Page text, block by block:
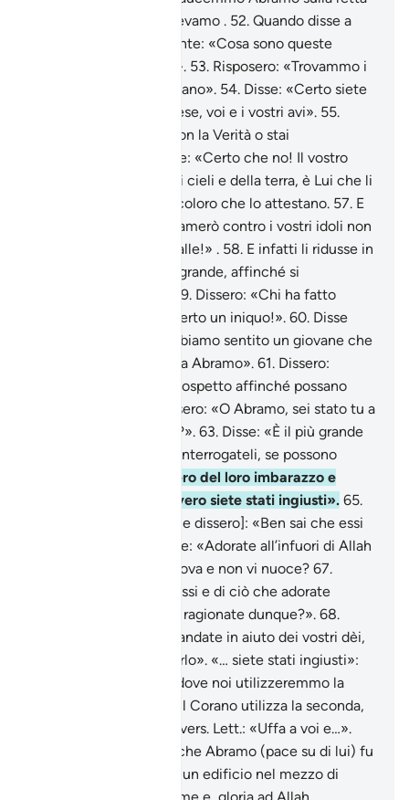
via, Noi che lo conoscevamo . 52. Quando disse a
suo padre e alla sua gente: «Cosa sono queste
statue in cui credete?». 53. Risposero: «Trovammo i
nostri avi che le adoravano». 54. Disse: «Certo siete
stati nell’errore più palese, voi e i vostri avi». 55.
Dissero: «Sei venuto con la Verità o stai
Disse: «Certo che no! Il vostro
Signore è il Signore dei cieli e della terra, è Lui che li
ha creati e io sono tra coloro che lo attestano. 57. E
[giuro] per Allah che tramerò contro i vostri idoli non
appena volterete le spalle!» . 58. E infatti li ridusse in
briciole, eccetto il più grande, affinché si
59. Dissero: «Chi ha fatto
questo ai nostri dèi è certo un iniquo!». 60. Disse
[qualcuno di loro]: «Abbiamo sentito un giovane che
li disprezzava: si chiama Abramo». 61. Dissero:
«Conducetelo al loro cospetto affinché possano
Dissero: «O Abramo, sei stato tu a
far questo ai nostri dèi?». 63. Disse: «È il più grande
di loro che lo ha fatto. Interrogateli, se possono
Si avvidero del loro imbarazzo e
dissero tra loro: «Davvero siete stati ingiusti». 65.
Fecero un voltafaccia [e dissero]: «Ben sai che essi
Disse: «Adorate all’infuori di Allah
qualcuno che non vi giova e non vi nuoce? 67.
Vergognatevi di voi stessi e di ciò che adorate
all’infuori di Allah! Non ragionate dunque?». 68.
Dissero: «Bruciatelo e andate in aiuto dei vostri dèi,
se siete [in grado] di farlo». «… siete stati ingiusti»:
come già in altri passi dove noi utilizzeremmo la
prima persona plurale, il Corano utilizza la seconda,
vedi anche più sotto il vers. Lett.: «Uffa a voi e…».
Riferisce la tradizione che Abramo (pace su di lui) fu
precipitato dal tetto di un edificio nel mezzo di